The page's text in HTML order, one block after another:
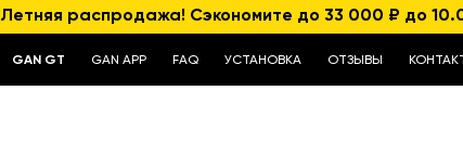
Летняя распродажа! Сэкономите до 33 000 ₽ до
GAN GT GAN APP FAQ УСТАНОВКА ОТЗЫВЫ